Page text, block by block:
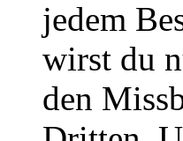
jedem
wirst du
den